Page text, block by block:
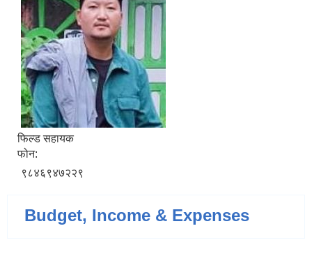
फिल्ड सहायक
फोन:
९८४६९४७२२९
Budget, Income & Expenses